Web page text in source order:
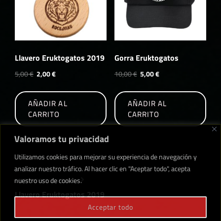
Valoramos tu privacidad
Utilizamos cookies para mejorar su experiencia de navegación y
analizar nuestro tráfico. Al hacer clic en "Aceptar todo", acepta
nuestro uso de cookies.
Acceptar todo
página
de
producto
de
Llavero Eruktogatos 2019
5,00€ El
era:
5,00 €.
2,00€
es:
2,00 €.
AÑADIR AL
CARRITO
Gorra Eruktogatos
10,00€ El
era:
10,00 €.
5,00€
es:
AÑADIR AL
CARRITO
Navegación
de
Entrada
siguiente
ENTRADA SIGUIENTE
Llavero Eruktogatos 2019